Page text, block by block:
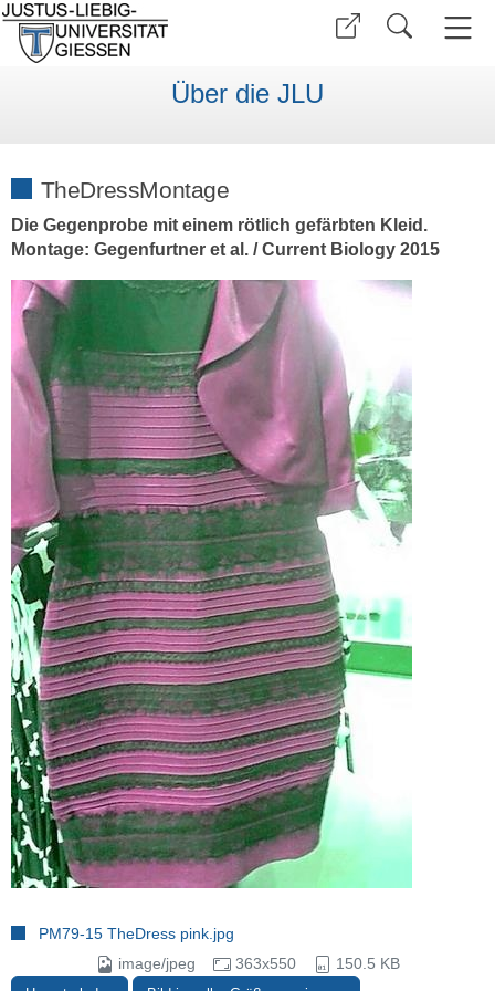
Über die JLU
TheDressMontage
Die Gegenprobe mit einem rötlich gefärbten Kleid.
Montage: Gegenfurtner et al. / Current Biology 2015
PM79-15 TheDress pink.jpg
image/jpeg
363x550 150.5 KB